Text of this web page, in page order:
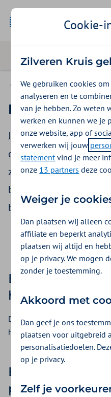
Betaalgegevens wijzigen
Betaaltermijn
Je kunt je premie per
of jaar betalen, wat jij
zelf je afschrijfdatum
betaaltermijn online.
betaal je dan hoe jij het
inloggen
Wijzig
Betaal je premie
halfjaar en krijg
De korting is 1% bij een
halfjaar betaalt. Dat is mooi
Een
premie betaal je
Cookie-
Zilveren Kruis
We gebruiken cookies
analyseren en te
van je hebben. Zo weten
werken en kunnen we je
onze website, app of
verwerken wij jouw
statementvind je meer
onze 13 partners deze
Weiger je
Dan plaatsen wij alleen
affiliate en beperkt
plaatsen wij altijd en
op je privacy. We mogen
zonder je toestemming.
Akkoord met
Dan geef je ons
plaatsen voor uitgebreid
personalisatiedoelen.
op je privacy.
Zelf je